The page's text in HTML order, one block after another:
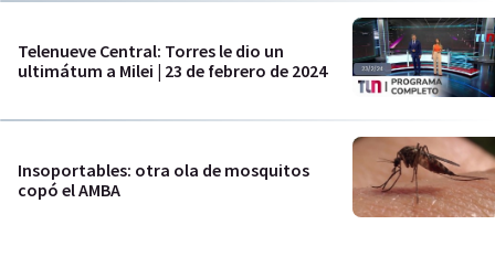
Telenueve Central: Torres le dio un
ultimátum a Milei | 23 de febrero de 2024
Insoportables: otra ola de mosquitos
copó el AMBA